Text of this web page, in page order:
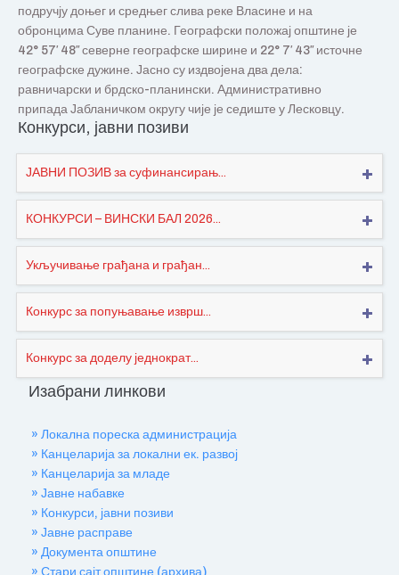
подручју доњег и средњег слива реке Власине и на
обронцима Суве планине. Географски положај општине је
42° 57′ 48″ северне географске ширине и 22° 7′ 43″ источне
географске дужине. Јасно су издвојена два дела:
равничарски и брдско-планински. Административно
припада Јабланичком округу чије је седиште у Лесковцу.
Конкурси, јавни позиви
ЈАВНИ ПОЗИВ за суфинансирањ...
КОНКУРСИ – ВИНСКИ БАЛ 2026...
Укључивање грађана и грађан...
Конкурс за попуњавање изврш...
Конкурс за доделу једнократ...
Изабрани линкови
» Локална пореска администрација
» Канцеларија за локални ек. развој
» Канцеларија за младе
» Јавне набавке
» Конкурси, јавни позиви
» Јавне расправе
» Документа општине
» Стари сајт општине (архива)